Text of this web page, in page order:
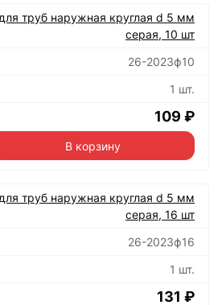
труб наружная круглая d 5 мм
серая, 10 шт
26-2023ф10
1 шт.
109 ₽
В корзину
труб наружная круглая d 5 мм
серая, 16 шт
26-2023ф16
1 шт.
131 ₽